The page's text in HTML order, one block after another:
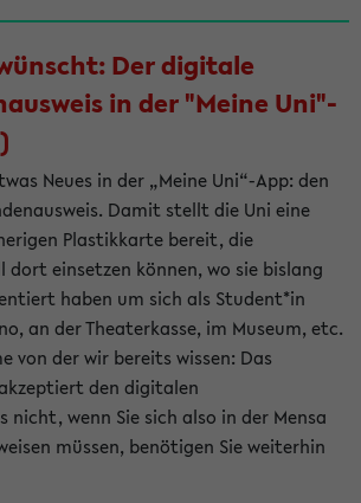
Der digitale
in der "Meine Uni"-
Neues in der „Meine Uni“-App: den
Damit stellt die Uni eine
Plastikkarte bereit, die
dort einsetzen können, wo sie bislang
haben um sich als Student*in
an der Theaterkasse, im Museum, etc.
von der wir bereits wissen: Das
den digitalen
nicht, wenn Sie sich also in der Mensa
müssen, benötigen Sie weiterhin